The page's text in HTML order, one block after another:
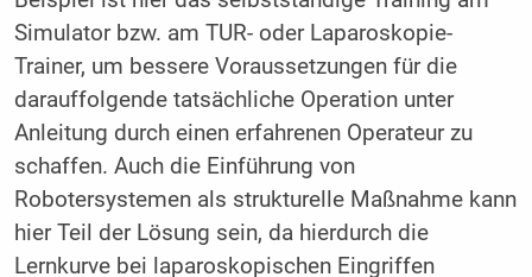
Simulator bzw. am TUR- oder Laparoskopie-
Trainer, um bessere Voraussetzungen für die
darauffolgende tatsächliche Operation unter
Anleitung durch einen erfahrenen Operateur zu
schaffen. Auch die Einführung von
Robotersystemen als strukturelle Maßnahme kann
hier Teil der Lösung sein, da hierdurch die
Lernkurve bei laparoskopischen Eingriffen